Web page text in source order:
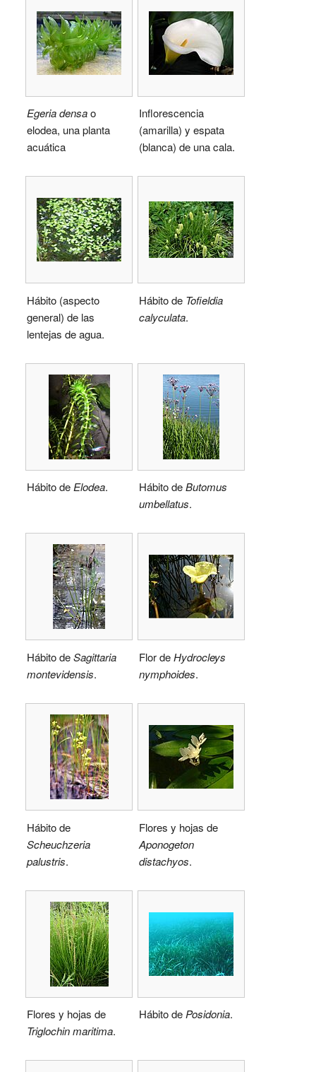
Egeria densao
elodea, una planta
acuática
Inflorescencia
(amarilla) y espata
(blanca) de una cala.
Hábito (aspecto
general) de las
lentejas de agua.
Hábito de Tofieldia
calyculata.
Hábito deElodea. Hábito deButomus
umbellatus.
Hábito deSagittaria
montevidensis.
Flor deHydrocleys
nymphoides.
Hábito de
Scheuchzeria
palustris.
Flores y hojas de
Aponogeton
distachyos.
Flores y hojas de
Triglochin maritima.
Hábito de Posidonia.